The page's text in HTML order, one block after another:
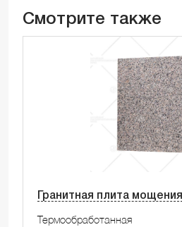
Смотрите также
Гранитная плита мощения
Термообработанная